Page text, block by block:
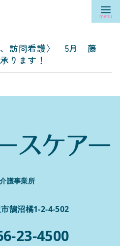
、訪問看護〉 5月 藤
ります！
護事業所
鵠沼橘1-2-4-502
23-4500